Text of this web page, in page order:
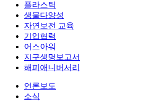
플라스틱
생물다양성
자연보전 교육
기업협력
어스아워
지구생명보고서
해피애니버서리
언론보도
소식